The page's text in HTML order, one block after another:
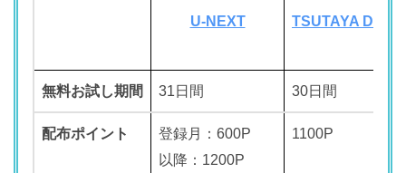
U-NEXT TSUTAYA
無料お試し期間 31日間 30日間
配布ポイント
登録月：600P
以降：1200P
1100P